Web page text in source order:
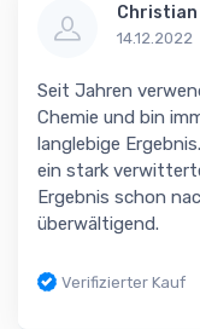
Christian
14.12.2022
Seit Jahren
Chemie und bin
langlebige
ein stark
Ergebnis schon
überwältigend.
Verifizierter Kauf